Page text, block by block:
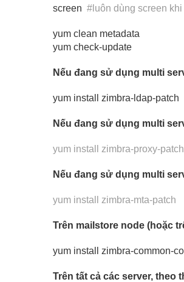
screen #luôn dùng screen
yum clean metadata
yum check-update
Nếu đang sử dụng multi
yum install zimbra-ldap-patch
Nếu đang sử dụng multi
yum install zimbra-proxy-patch
Nếu đang sử dụng multi
yum install zimbra-mta-patch
Trên mailstore node (hoặc
yum install zimbra-common-
Trên tất cả các server, theo